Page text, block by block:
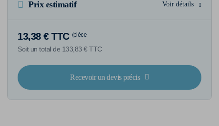
Prix estimatif Voir détails
13,38 € TTC /pièce
Soit un total de 133,83 € TTC
Recevoir un devis précis